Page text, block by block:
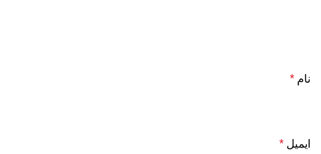
نام *
ایمیل *